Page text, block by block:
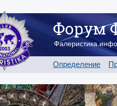
Форум
Определение